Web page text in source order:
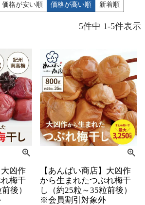
価格が安い順 価格が高い順 新着順
5件中 1-5件表示
大凶作
梅干
後）
【あんばい商店】大凶作
から生まれたつぶれ梅干
し（約25粒～35粒前後）
※会員割引対象外